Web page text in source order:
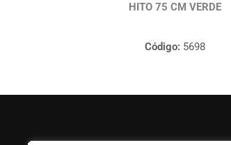
HITO 75 CM VERDE
Código: 5698